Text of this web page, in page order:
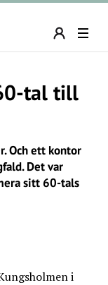
tal till
Och ett kontor
Det var
sitt 60-tals
i